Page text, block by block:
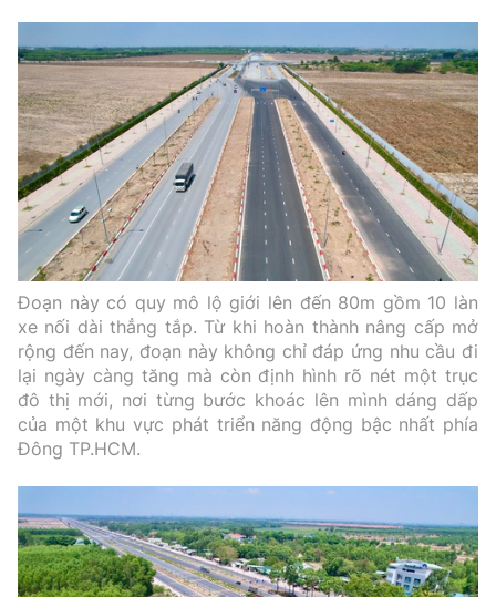
Phó Tổng biên tập:Nguyễn Sơn Tùng,
Nguyễn Đức Thắng, La Đức Hùng
Hotline:
0901 514 799
Quảng cáo và Phát hành:
0915 057 282
Email:bandoc@baoxaydung.vn
Cấm sao chép dưới mọi hình thức nếu không có sự
chấp thuận bằng văn bản.
Thông tin tòa
soạn
Đoạn này có quy mô lộ giới lên đến 80m gồm 10 làn
xe nối dài thẳng tắp. Từ khi hoàn thành nâng cấp mở
rộng đến nay, đoạn này không chỉ đáp ứng nhu cầu đi
lại ngày càng tăng mà còn định hình rõ nét một trục
đô thị mới, nơi từng bước khoác lên mình dáng dấp
của một khu vực phát triển năng động bậc nhất phía
Đông TP.HCM.